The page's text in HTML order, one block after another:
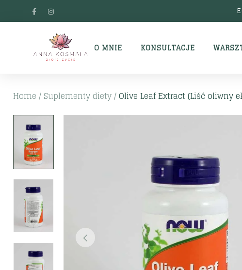
O MNIE KONSULTACJE
Home / Suplementy diety/Olive Leaf Extract (Liść oliwny